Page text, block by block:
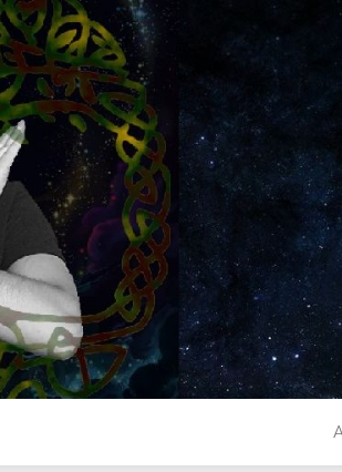
critiques de films